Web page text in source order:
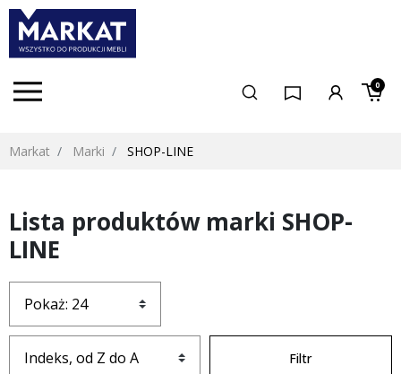
0
Markat Marki SHOP-LINE
Lista produktów marki SHOP-
LINE
Filtr